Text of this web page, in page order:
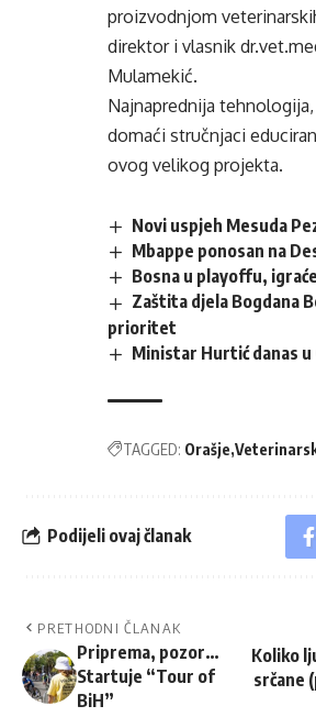
proizvodnjom
direktor i vlasnik
Mulamekić.
Najnaprednija
domaći stručnjaci
ovog velikog projekta.
Novi uspjeh Mesuda
Mbappe ponosan na
Bosna u playoffu,
Zaštita djela Bogdana
prioritet
Ministar Hurtić danas u
TAGGED: Orašje
Podijeli ovaj članak
PRETHODNI ČLANAK
Priprema, pozor…
Startuje “Tour of
BiH”
Koliko
srčane